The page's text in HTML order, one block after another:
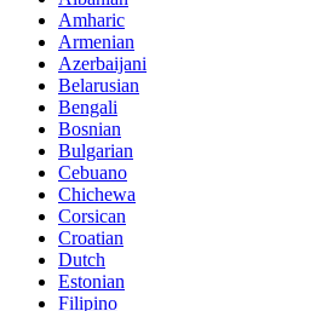
Amharic
Armenian
Azerbaijani
Belarusian
Bengali
Bosnian
Bulgarian
Cebuano
Chichewa
Corsican
Croatian
Dutch
Estonian
Filipino